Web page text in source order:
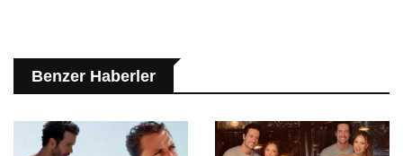
Benzer Haberler